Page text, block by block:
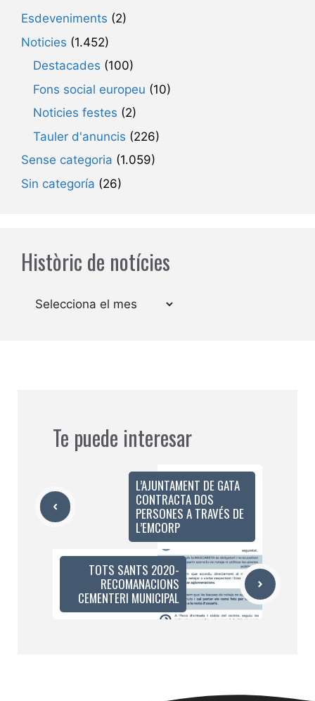
Esdeveniments (2)
Noticies (1.452)
Destacades (100)
Fons social europeu (10)
Noticies festes (2)
Tauler d'anuncis (226)
Sense categoria (1.059)
Sin categoría (26)
Històric de notícies
Arxius
Te puede interesar
L’AJUNTAMENT DE GATA
CONTRACTA DOS
PERSONES A TRAVÉS DE
L’EMCORP
TOTS SANTS 2020-
RECOMANACIONS
CEMENTERI MUNICIPAL